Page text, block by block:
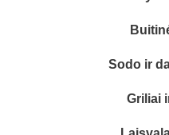
Sodo ir
Griliai